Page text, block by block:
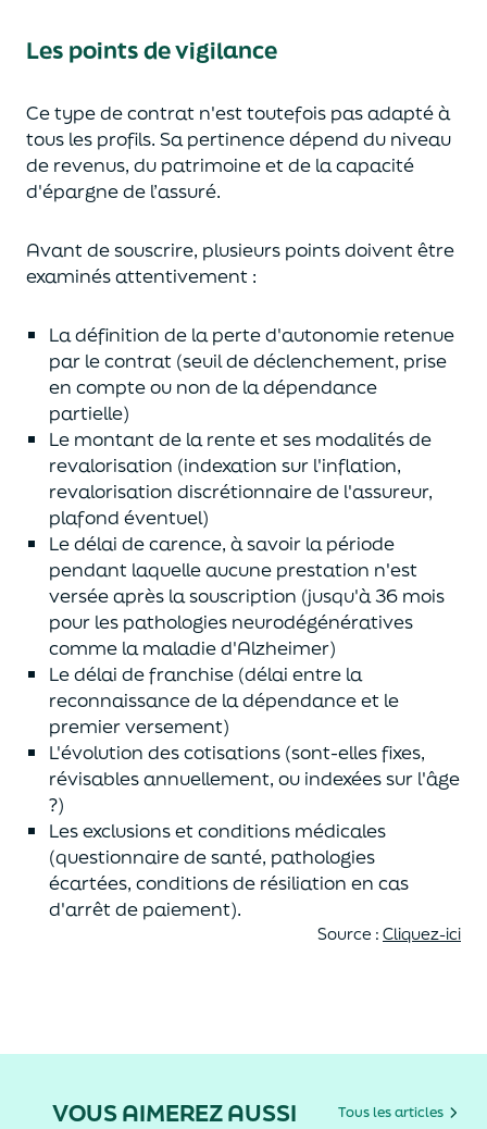
Les points de vigilance
Ce type de contrat n'est toutefois pas adapté à
tous les profils. Sa pertinence dépend du niveau
de revenus, du patrimoine et de la capacité
d'épargne de l’assuré.
Avant de souscrire, plusieurs points doivent être
examinés attentivement :
La définition de la perte d'autonomie retenue
par le contrat (seuil de déclenchement, prise
en compte ou non de la dépendance
partielle)
Le montant de la rente et ses modalités de
revalorisation (indexation sur l'inflation,
revalorisation discrétionnaire de l'assureur,
plafond éventuel)
Le délai de carence, à savoir la période
pendant laquelle aucune prestation n'est
versée après la souscription (jusqu'à 36 mois
pour les pathologies neurodégénératives
comme la maladie d'Alzheimer)
Le délai de franchise (délai entre la
reconnaissance de la dépendance et le
premier versement)
L'évolution des cotisations (sont-elles fixes,
révisables annuellement, ou indexées sur l'âge
?)
Les exclusions et conditions médicales
(questionnaire de santé, pathologies
écartées, conditions de résiliation en cas
d'arrêt de paiement).
Source : Cliquez-ici
VOUS AIMEREZ AUSSI Tous les articles